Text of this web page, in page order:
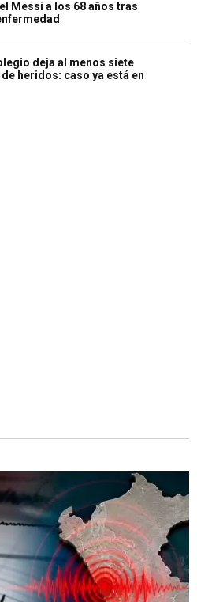
Messi a los 68 años tras
deja al menos siete
heridos: caso ya está en